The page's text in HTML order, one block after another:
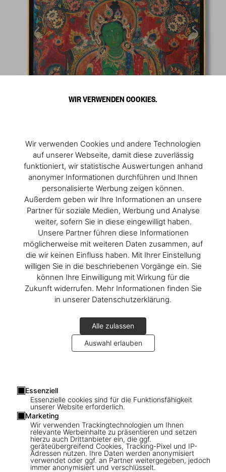
WIR VERWENDEN COOKIES.
Wir verwenden Cookies und andere Technologien
auf unserer Webseite, damit diese zuverlässig
funktioniert, wir statistische Auswertungen anhand
anonymer Informationen durchführen und Ihnen
personalisierte Werbung zeigen können.
Außerdem geben wir Ihre Informationen an unsere
Partner für soziale Medien, Werbung und Analyse
weiter, sofern Sie in diese eingewilligt haben.
Unsere Partner führen diese Informationen
möglicherweise mit weiteren Daten zusammen, auf
die wir keinen Einfluss haben. Mit Ihrer Einstellung
willigen Sie in die beschriebenen Vorgänge ein. Sie
können Ihre Einwilligung mit Wirkung für die
Zukunft widerrufen. Mehr Informationen finden Sie
in unserer Datenschutzerklärung.
Alle zulassen
Auswahl erlauben
Essenziell
Essenzielle cookies sind für die Funktionsfähigkeit
unserer Website erforderlich.
Marketing
Wir verwenden Trackingtechnologien um Ihnen
relevante Werbeinhalte zu präsentieren und setzen
hierzu auch Drittanbieter ein, die ggf.
geräteübergreifend Cookies, Tracking-Pixel und IP-
Adressen nutzen. Ihre Daten werden anonymisiert
verwendet oder ggf. an Partner weitergegeben, jedoch
immer anonymisiert und verschlüsselt.
Thomas Laird. Murals of Tibet. Art
Edition No. 41–80 ‘Green Tara, Gyantse
Kumbum (ca. 1420)’